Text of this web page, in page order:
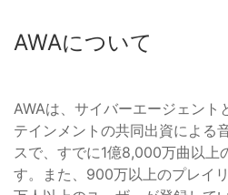
AWAについて
AWAは、サイバーエージェント
テインメントの共同出資による
スで、すでに1億8,000万曲以上
す。また、900万以上のプレイ